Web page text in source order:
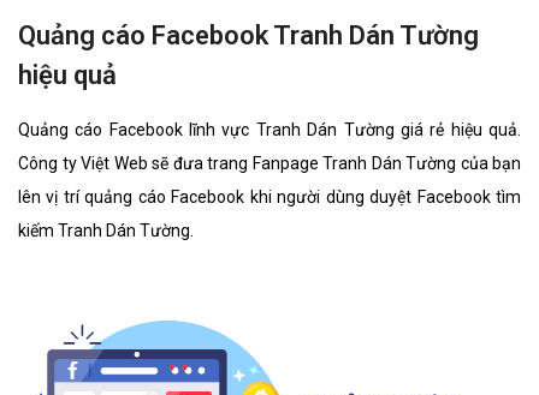
Quảng cáo Facebook Tranh Dán Tường
hiệu quả
Quảng cáo Facebook lĩnh vực Tranh Dán Tường giá rẻ hiệu quả.
Công ty Việt Web sẽ đưa trang Fanpage Tranh Dán Tường của bạn
lên vị trí quảng cáo Facebook khi người dùng duyệt Facebook tìm
kiếm Tranh Dán Tường.